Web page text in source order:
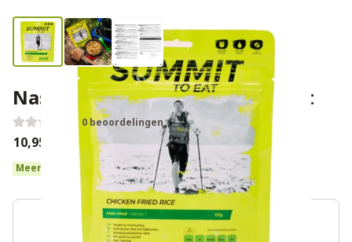
Nasi goreng kip - Summit To Eat
0 beoordelingen
€10,95
Meer dan 10 op voorraad